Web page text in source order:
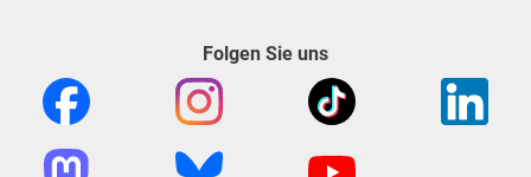
Folgen Sie uns